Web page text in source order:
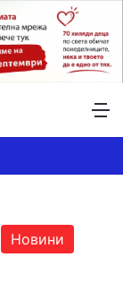
Новини